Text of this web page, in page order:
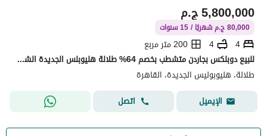
ج.م5,800,000
80,000 ج.م شهريًا / 15 سنوات
4
4
200 متر مربع
للبيع دوبلكس بجاردن متشطب بخصم 64% طلالة هليوبلس الجديدة الشروق بجوار مدينتي / Talala New Heliopolis
طلالة، هليوبوليس الجديدة، القاهرة
الإيميل
اتصل